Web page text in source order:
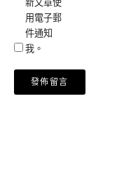
用電子郵
件通知
我。